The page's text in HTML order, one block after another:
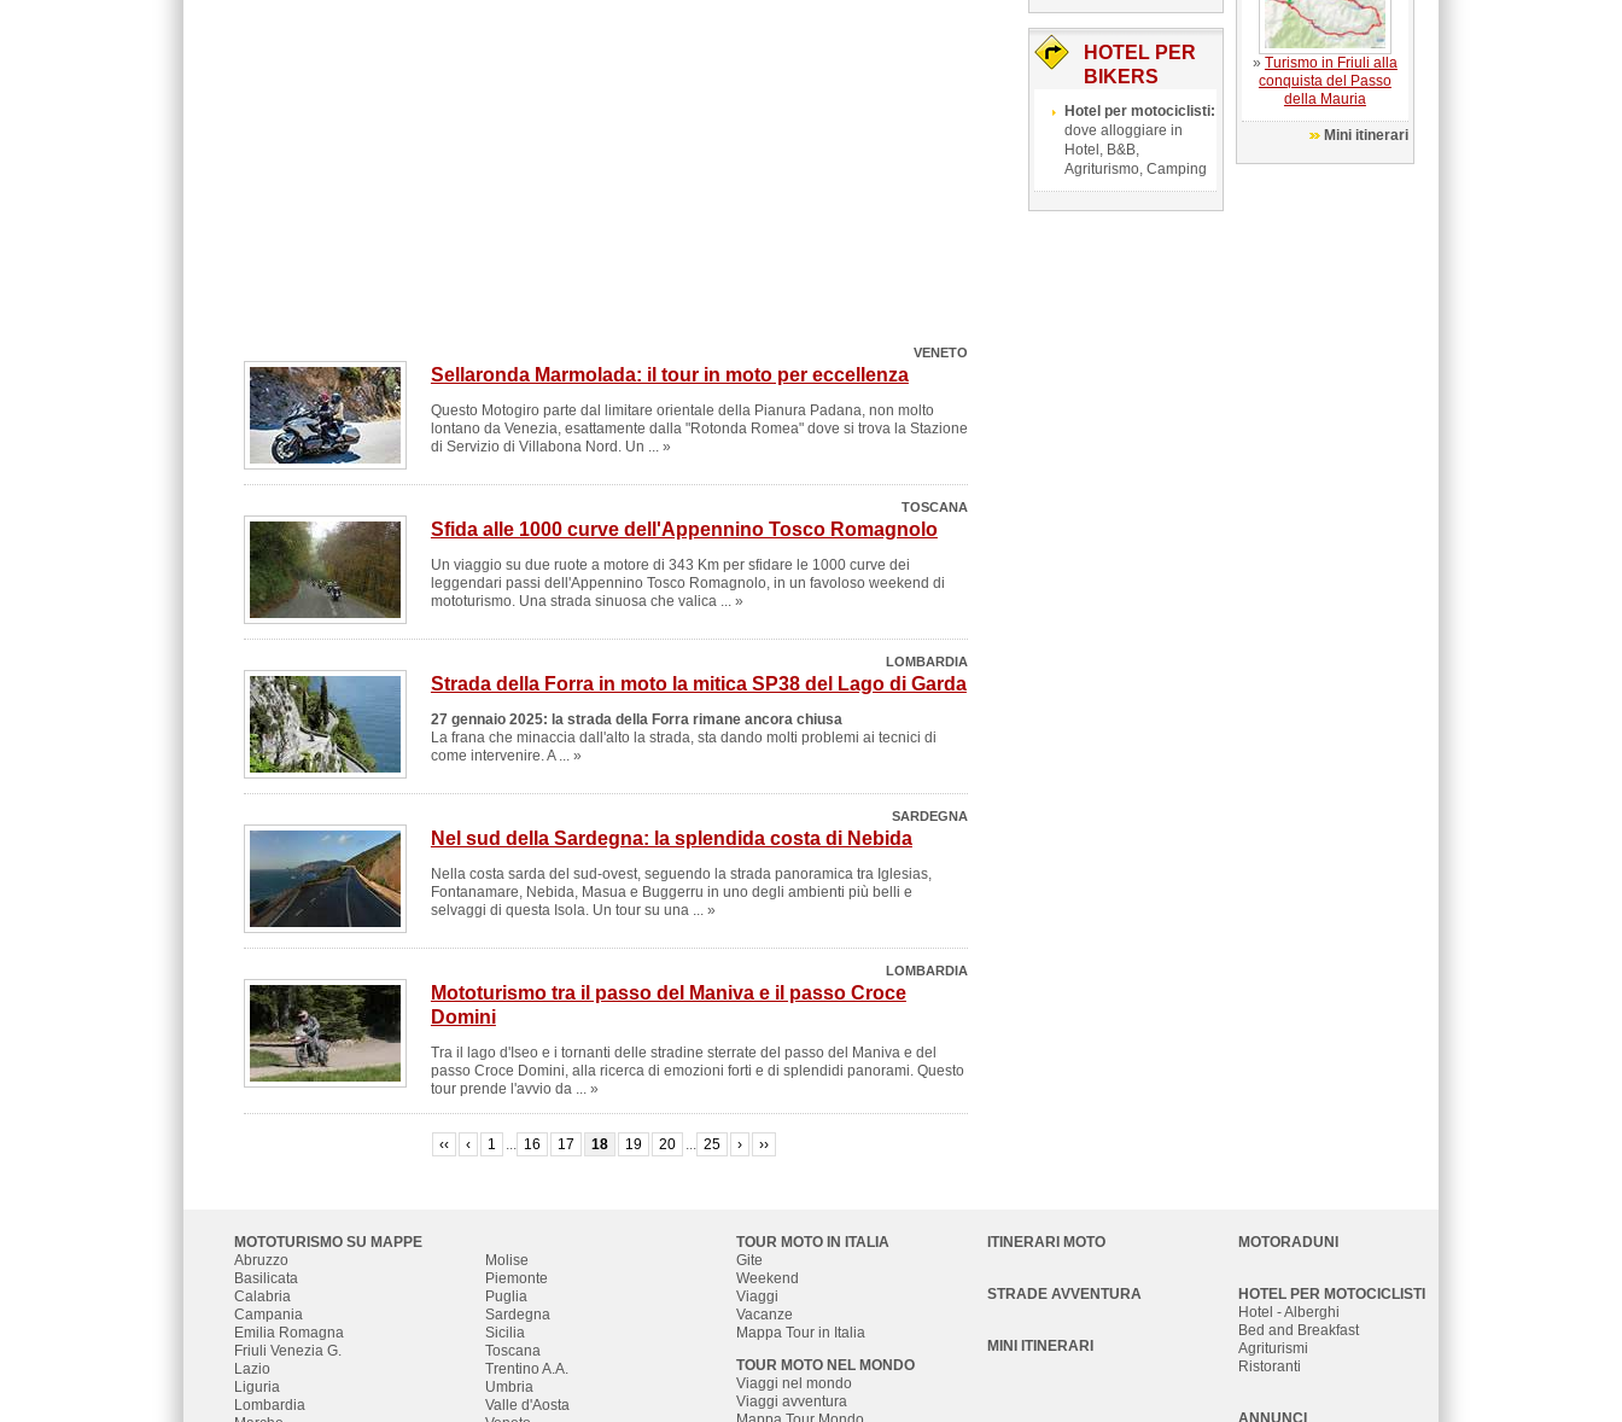
VENETO
Sellaronda Marmolada: il tour in moto per eccellenza
Questo Motogiro parte dal limitare orientale della Pianura Padana, non molto
lontano da Venezia, esattamente dalla "Rotonda Romea" dove si trova la Stazione
di Servizio di Villabona Nord. Un ... »
TOSCANA
Sfida alle 1000 curve dell'Appennino Tosco Romagnolo
Un viaggio su due ruote a motore di 343 Km per sfidare le 1000 curve dei
leggendari passi dell'Appennino Tosco Romagnolo, in un favoloso weekend di
mototurismo. Una strada sinuosa che valica ... »
LOMBARDIA
Strada della Forra in moto la mitica SP38 del Lago di Garda
27 gennaio 2025: la strada della Forra rimane ancora chiusa
La frana che minaccia dall'alto la strada, sta dando molti problemi ai tecnici di
come intervenire. A ... »
SARDEGNA
Nel sud della Sardegna: la splendida costa di Nebida
Nella costa sarda del sud-ovest, seguendo la strada panoramica tra Iglesias,
Fontanamare, Nebida, Masua e Buggerru in uno degli ambienti più belli e
selvaggi di questa Isola. Un tour su una ... »
LOMBARDIA
Mototurismo tra il passo del Maniva e il passo Croce
Domini
Tra il lago d'Iseo e i tornanti delle stradine sterrate del passo del Maniva e del
passo Croce Domini, alla ricerca di emozioni forti e di splendidi panorami. Questo
tour prende l'avvio da ... »
‹‹ ‹ 1 16 17 18 19 20 25 › ››
HOTEL PER
BIKERS
Hotel per motociclisti:
dove alloggiare in
Hotel, B&B,
Agriturismo, Camping
» Turismo in Friuli alla
conquista del Passo
della Mauria
Mini itinerari
MOTOTURISMO SU MAPPE
Abruzzo
Basilicata
Calabria
Campania
Emilia Romagna
Friuli Venezia G.
Lazio
Liguria
Lombardia
Molise
Piemonte
Puglia
Sardegna
Sicilia
Toscana
Trentino A.A.
Umbria
Valle d'Aosta
TOUR MOTO IN ITALIA
Gite
Weekend
Viaggi
Vacanze
Mappa Tour in Italia
TOUR MOTO NEL MONDO
Viaggi nel mondo
Viaggi avventura
ITINERARI MOTO
STRADE AVVENTURA
MINI ITINERARI
MOTORADUNI
HOTEL PER MOTOCICLISTI
Hotel - Alberghi
Bed and Breakfast
Agriturismi
Ristoranti
ANNUNCI